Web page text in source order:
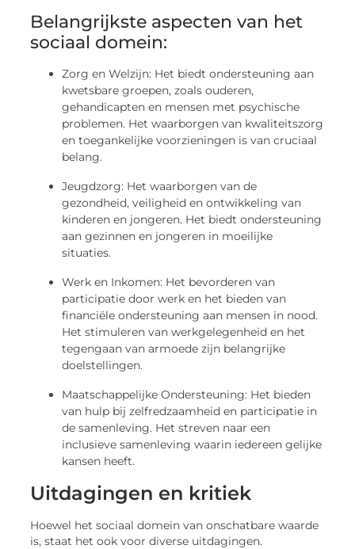
Belangrijkste aspecten van het
sociaal domein:
Zorg en Welzijn: Het biedt ondersteuning aan
kwetsbare groepen, zoals ouderen,
gehandicapten en mensen met psychische
problemen. Het waarborgen van kwaliteitszorg
en toegankelijke voorzieningen is van cruciaal
belang.
Jeugdzorg: Het waarborgen van de
gezondheid, veiligheid en ontwikkeling van
kinderen en jongeren. Het biedt ondersteuning
aan gezinnen en jongeren in moeilijke
situaties.
Werk en Inkomen: Het bevorderen van
participatie door werk en het bieden van
financiële ondersteuning aan mensen in nood.
Het stimuleren van werkgelegenheid en het
tegengaan van armoede zijn belangrijke
doelstellingen.
Maatschappelijke Ondersteuning: Het bieden
van hulp bij zelfredzaamheid en participatie in
de samenleving. Het streven naar een
inclusieve samenleving waarin iedereen gelijke
kansen heeft.
Uitdagingen en kritiek
Hoewel het sociaal domein van onschatbare waarde
is, staat het ook voor diverse uitdagingen.